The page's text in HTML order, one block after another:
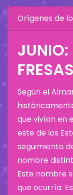
Orígenes de
JUNIO:
FRESAS
Según el
que vivían en
este de los
seguimiento
nombre
Este nombre
que ocurría.